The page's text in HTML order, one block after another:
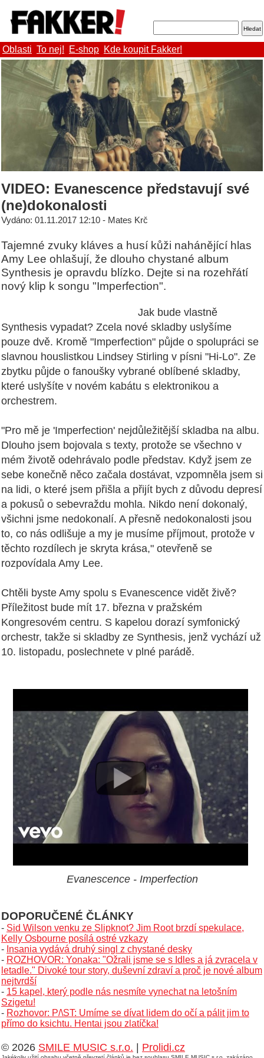
Oblasti To nej! E-shop Kde koupit Fakker!
VIDEO: Evanescence představují své
(ne)dokonalosti
Vydáno: 01.11.2017 12:10 - Mates Krč
Tajemné zvuky kláves a husí kůži nahánějící hlas
Amy Lee ohlašují, že dlouho chystané album
Synthesis je opravdu blízko. Dejte si na rozehřátí
nový klip k songu "Imperfection".
Jak bude vlastně
Synthesis vypadat? Zcela nové skladby uslyšíme
pouze dvě. Kromě "Imperfection" půjde o spolupráci se
slavnou houslistkou Lindsey Stirling v písni "Hi-Lo". Ze
zbytku půjde o fanoušky vybrané oblíbené skladby,
které uslyšíte v novém kabátu s elektronikou a
orchestrem.
"Pro mě je 'Imperfection' nejdůležitější skladba na albu.
Dlouho jsem bojovala s texty, protože se všechno v
mém životě odehrávalo podle představ. Když jsem ze
sebe konečně něco začala dostávat, vzpomněla jsem si
na lidi, o které jsem přišla a přijít bych z důvodu depresí
a pokusů o sebevraždu mohla. Nikdo není dokonalý,
všichni jsme nedokonalí. A přesně nedokonalosti jsou
to, co nás odlišuje a my je musíme příjmout, protože v
těchto rozdílech je skryta krása," otevřeně se
rozpovídala Amy Lee.
Chtěli byste Amy spolu s Evanescence vidět živě?
Příležitost bude mít 17. března v pražském
Kongresovém centru. S kapelou dorazí symfonický
orchestr, takže si skladby ze Synthesis, jenž vychází už
10. listopadu, poslechnete v plné parádě.
Evanescence - Imperfection
DOPORUČENÉ ČLÁNKY
- Sid Wilson venku ze Slipknot? Jim Root brzdí spekulace,
Kelly Osbourne posílá ostré vzkazy
- Insania vydává druhý singl z chystané desky
- ROZHOVOR: Yonaka: "Ožrali jsme se s Idles a já zvracela v
letadle." Divoké tour story, duševní zdraví a proč je nové album
nejtvrdší
- 15 kapel, který podle nás nesmíte vynechat na letošním
Szigetu!
- Rozhovor: P/\ST: Umíme se dívat lidem do očí a pálit jim to
přímo do ksichtu. Hentai jsou zlatíčka!
© 2026 SMILE MUSIC s.r.o. Prolidi.cz